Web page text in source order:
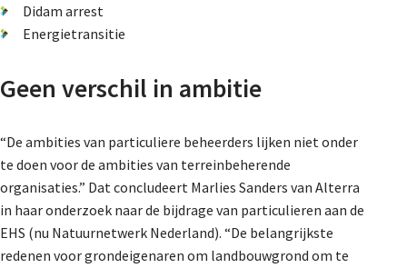
Didam arrest
Energietransitie
Geen verschil in ambitie
“De ambities van particuliere beheerders lijken niet onder
te doen voor de ambities van terreinbeherende
organisaties.” Dat concludeert Marlies Sanders van Alterra
in haar onderzoek naar de bijdrage van particulieren aan de
EHS (nu Natuurnetwerk Nederland). “De belangrijkste
redenen voor grondeigenaren om landbouwgrond om te